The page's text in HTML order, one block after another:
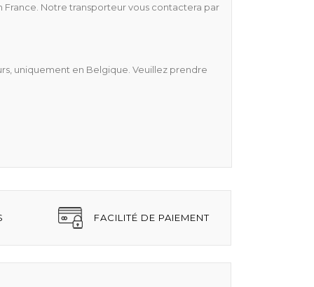
Notre transporteur vous contactera par
uniquement en Belgique. Veuillez prendre
FACILITÉ DE PAIEMENT